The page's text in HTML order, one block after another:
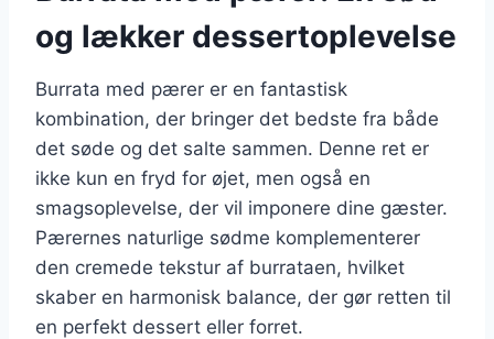
og lækker dessertoplevelse
Burrata med pærer er en fantastisk
kombination, der bringer det bedste fra både
det søde og det salte sammen. Denne ret er
ikke kun en fryd for øjet, men også en
smagsoplevelse, der vil imponere dine gæster.
Pærernes naturlige sødme komplementerer
den cremede tekstur af burrataen, hvilket
skaber en harmonisk balance, der gør retten til
en perfekt dessert eller forret.